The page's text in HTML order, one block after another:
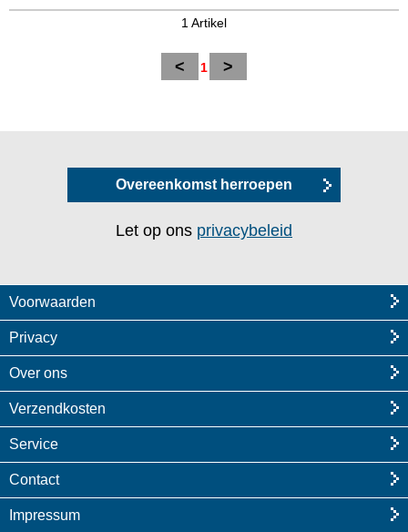
1 Artikel
< 1 >
Overeenkomst herroepen
Let op ons privacybeleid
Voorwaarden
Privacy
Over ons
Verzendkosten
Service
Contact
Impressum